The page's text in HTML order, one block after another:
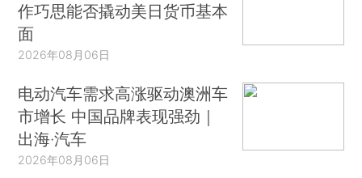
作巧思能否撬动美日货币基本
面
2026年08月06日
电动汽车需求高涨驱动澳洲车
市增长 中国品牌表现强劲｜
出海·汽车
2026年08月06日